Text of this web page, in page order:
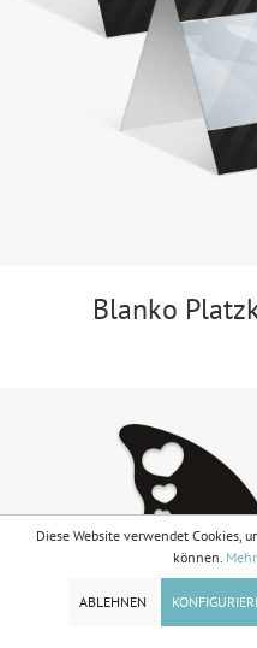
Blanko
Diese Website verwendet Cookies,
können.
ABLEHNEN